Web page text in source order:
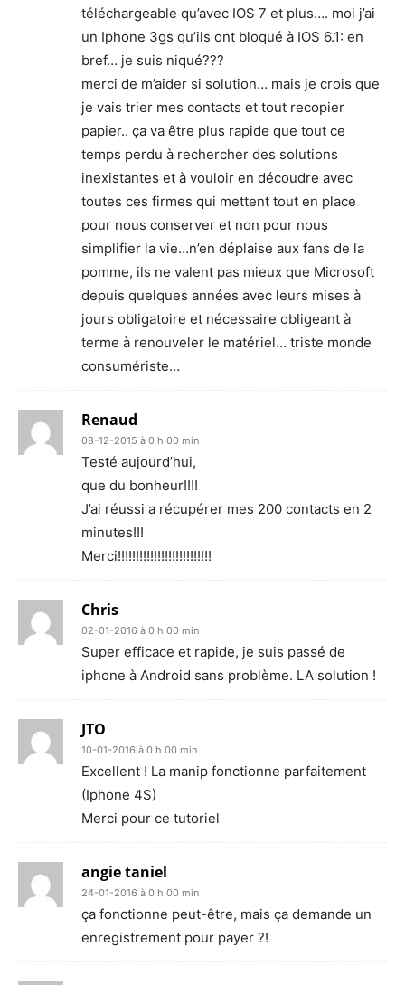
téléchargeable qu’avec IOS 7 et plus…. moi j’ai
un Iphone 3gs qu’ils ont bloqué à IOS 6.1: en
bref… je suis niqué???
merci de m’aider si solution… mais je crois que
je vais trier mes contacts et tout recopier
papier.. ça va être plus rapide que tout ce
temps perdu à rechercher des solutions
inexistantes et à vouloir en découdre avec
toutes ces firmes qui mettent tout en place
pour nous conserver et non pour nous
simplifier la vie…n’en déplaise aux fans de la
pomme, ils ne valent pas mieux que Microsoft
depuis quelques années avec leurs mises à
jours obligatoire et nécessaire obligeant à
terme à renouveler le matériel… triste monde
consumériste…
Renaud
08-12-2015 à 0 h 00 min
Testé aujourd’hui,
que du bonheur!!!!
J’ai réussi a récupérer mes 200 contacts en 2
minutes!!!
Merci!!!!!!!!!!!!!!!!!!!!!!!!!!
Chris
02-01-2016 à 0 h 00 min
Super efficace et rapide, je suis passé de
iphone à Android sans problème. LA solution !
JTO
10-01-2016 à 0 h 00 min
Excellent ! La manip fonctionne parfaitement
(Iphone 4S)
Merci pour ce tutoriel
angie taniel
24-01-2016 à 0 h 00 min
ça fonctionne peut-être, mais ça demande un
enregistrement pour payer ?!